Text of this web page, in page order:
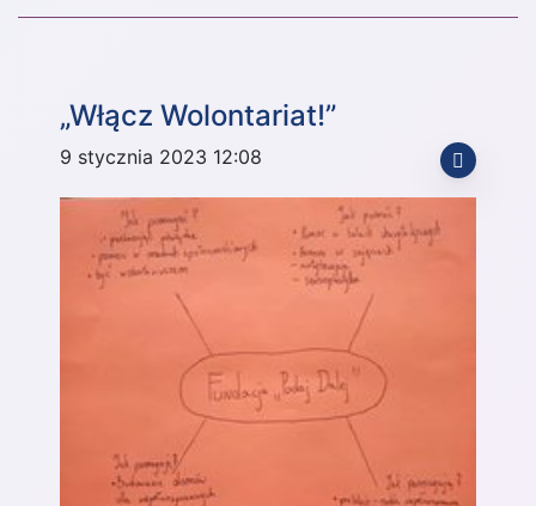
„Włącz Wolontariat!”
9 stycznia 2023 12:08